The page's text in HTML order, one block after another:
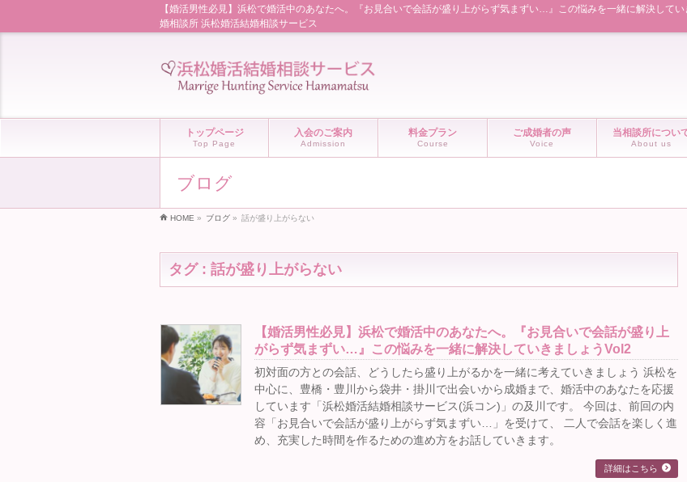
【婚活男性必見】浜松で婚活中のあなたへ。『お見合いで会話が盛り上がらず気まずい…』この悩みを一緒に解決して
婚相談所 浜松婚活結婚相談サービス
トップページ
Top Page
入会のご案内
Admission
料金プラン
Course
ご成婚者の声
Voice
当相談所につい
About us
ブログ
HOME » ブログ » 話が盛り上がらない
タグ : 話が盛り上がらない
【婚活男性必見】浜松で婚活中のあなたへ。『お見合いで会話が盛り上
がらず気まずい…』この悩みを一緒に解決していきましょうVol2
初対面の方との会話、どうしたら盛り上がるかを一緒に考えていきましょう 浜松を
中心に、豊橋・豊川から袋井・掛川で出会いから成婚まで、婚活中のあなたを応援
しています「浜松婚活結婚相談サービス(浜コン)」の及川です。 今回は、前回の内
容「お見合いで会話が盛り上がらず気まずい…」を受けて、 二人で会話を楽しく進
め、充実した時間を作るための進め方をお話していきます。
詳細はこちら